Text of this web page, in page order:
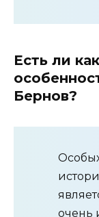
Есть ли
Бернов?
очень